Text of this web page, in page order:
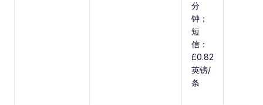
分
钟；
短
信：
£0.82
英镑/
条